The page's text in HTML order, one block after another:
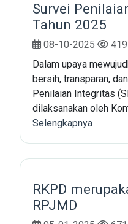
Survei
Tahun 2025
08-10-2025
419
Dalam upaya
bersih, transparan,
Penilaian Integritas
dilaksanakan oleh
Selengkapnya
RKPD
RPJMD